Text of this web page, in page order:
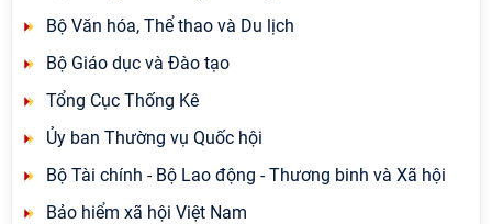
Bộ Văn hóa, Thể thao và Du lịch
Bộ Giáo dục và Đào tạo
Tổng Cục Thống Kê
Ủy ban Thường vụ Quốc hội
Bộ Tài chính - Bộ Lao động - Thương binh và Xã hội
Bảo hiểm xã hội Việt Nam